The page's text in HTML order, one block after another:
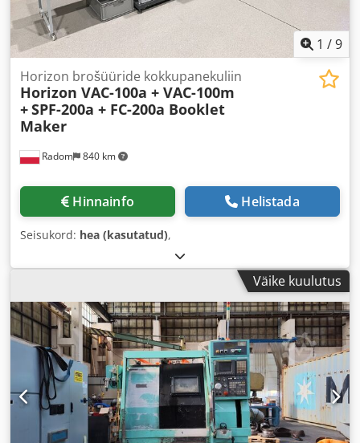
1 /9
Radom 840 km
Horizon brošüüride kokkupanekuliin
Horizon VAC-100a + VAC-100m
+SPF-200a + FC-200a Booklet
Maker
Hinnainfo Helistada
Seisukord: hea (kasutatud),
Väike kuulutus